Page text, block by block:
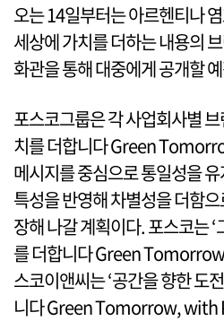
오는 14일부터는 아르헨티나
세상에 가치를 더하는 내용의
화관을 통해 대중에게 공개할
포스코그룹은 각 사업회사별
치를 더합니다 Green
메시지를 중심으로 통일성을
특성을 반영해 차별성을 더함
장해 나갈 계획이다. 포스코는
를 더합니다 Green
스코이앤씨는 ‘공간을 향한 도
니다 Green Tomorrow, with